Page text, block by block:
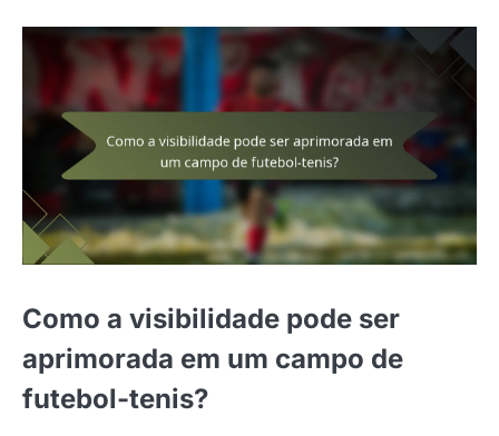
Como a visibilidade pode ser
aprimorada em um campo de
futebol-tenis?